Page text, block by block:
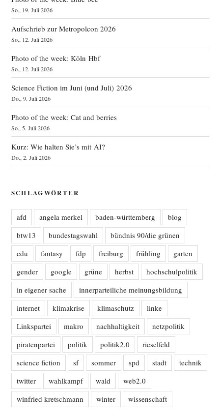
So., 19. Juli 2026
Aufschrieb zur Metropolcon 2026
So., 12. Juli 2026
Photo of the week: Köln Hbf
So., 12. Juli 2026
Science Fiction im Juni (und Juli) 2026
Do., 9. Juli 2026
Photo of the week: Cat and berries
So., 5. Juli 2026
Kurz: Wie halten Sie’s mit AI?
Do., 2. Juli 2026
SCHLAGWÖRTER
afd angela merkel baden-württemberg
blog
btw13
bundestagswahl
bündnis 90/die grünen
cdu
fantasy fdp freiburg frühling
garten
gender
google grüne herbst
hochschulpolitik
in eigener sache
innerparteiliche meinungsbildung
internet
klimakrise klimaschutz
linke
Linkspartei
makro nachhaltigkeit
netzpolitik
piratenpartei
politik politik2.0
rieselfeld
science fiction
sf sommer spd stadt
technik
twitter
wahlkampf wald
web2.0
winfried kretschmann
winter wissenschaft